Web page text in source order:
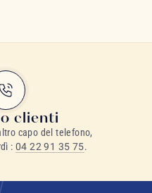
clienti
capo del telefono,
: 04 22 91 35 75.